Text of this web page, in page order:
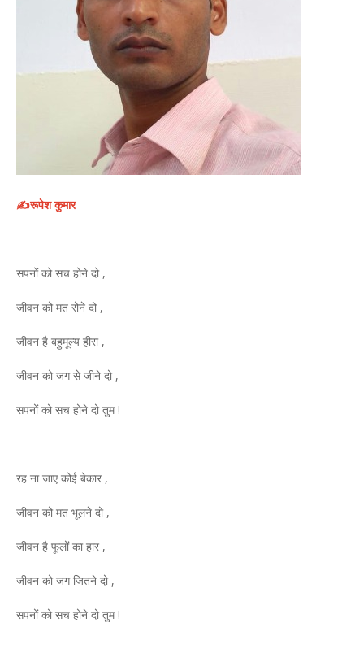
✍️रूपेश कुमार
सपनों को सच होने दो ,
जीवन को मत रोने दो ,
जीवन है बहुमूल्य हीरा ,
जीवन को जग से जीने दो ,
सपनों को सच होने दो तुम !
रह ना जाए कोई बेकार ,
जीवन को मत भूलने दो ,
जीवन है फूलों का हार ,
जीवन को जग जितने दो ,
सपनों को सच होने दो तुम !